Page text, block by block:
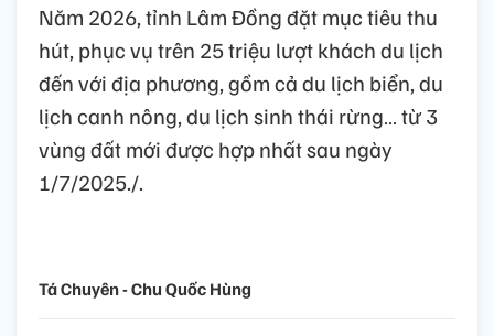
Năm 2026, tỉnh Lâm Đồng đặt mục tiêu thu
hút, phục vụ trên 25 triệu lượt khách du lịch
đến với địa phương, gồm cả du lịch biển, du
lịch canh nông, du lịch sinh thái rừng… từ 3
vùng đất mới được hợp nhất sau ngày
1/7/2025./.
Tá Chuyên - Chu Quốc Hùng